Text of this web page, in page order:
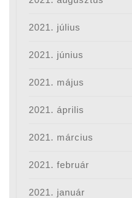
2021. július
2021. június
2021. május
2021. április
2021. március
2021. február
2021. január